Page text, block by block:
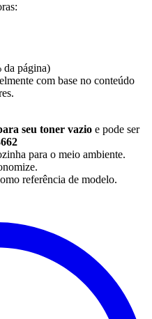
da página)
com base no conteúdo
seu toner vazio e pode ser
para o meio ambiente.
referência de modelo.